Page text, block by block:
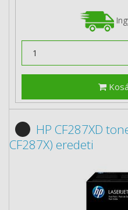
HP CF287XD
CF287X) eredeti